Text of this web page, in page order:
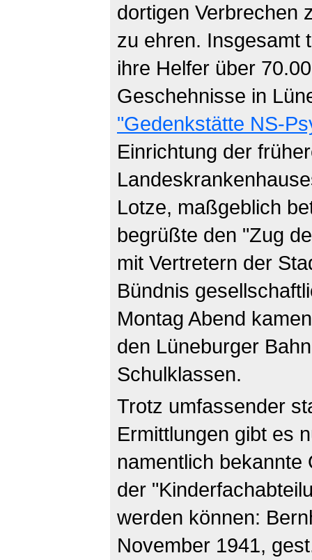
dortigen Verbrechen
zu ehren. Insgesamt
ihre Helfer über
Geschehnisse in
"Gedenkstätte NS-
Einrichtung der
Lotze, maßgeblich
begrüßte den "Zug
mit Vertretern der
Bündnis
Montag Abend
den Lüneburger
Schulklassen.
Trotz umfassender
Ermittlungen gibt es
namentlich bekannte
der
werden können:
November 1941,